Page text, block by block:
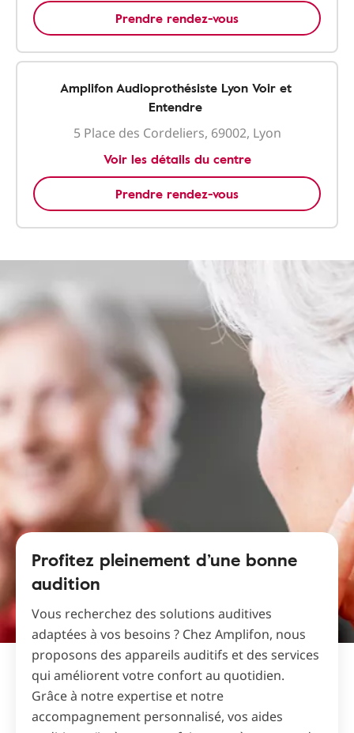
Prendre rendez-vous
Amplifon Audioprothésiste Lyon Voir et
Entendre
5 Place des Cordeliers, 69002, Lyon
Voir les détails du centre
Prendre rendez-vous
Profitez pleinement d’une bonne
audition
Vous recherchez des solutions auditives
adaptées à vos besoins ? Chez Amplifon, nous
proposons des appareils auditifs et des services
qui améliorent votre confort au quotidien.
Grâce à notre expertise et notre
accompagnement personnalisé, vos aides